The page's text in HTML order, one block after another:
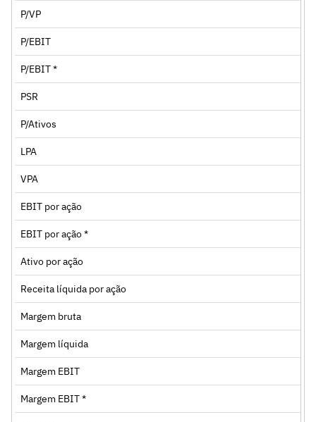
P/VP
P/EBIT
P/EBIT *
PSR
P/Ativos
LPA
VPA
EBIT por ação
EBIT por ação *
Ativo por ação
Receita líquida por ação
Margem bruta
Margem líquida
Margem EBIT
Margem EBIT *